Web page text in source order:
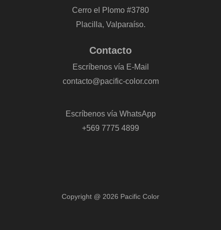
Cerro el Plomo #3780
Placilla, Valparaíso.
Contacto
Escríbenos vía E-Mail
contacto@pacific-color.com
Escríbenos vía WhatsApp
+569 7775 4899
Copyright @ 2026 Pacific Color